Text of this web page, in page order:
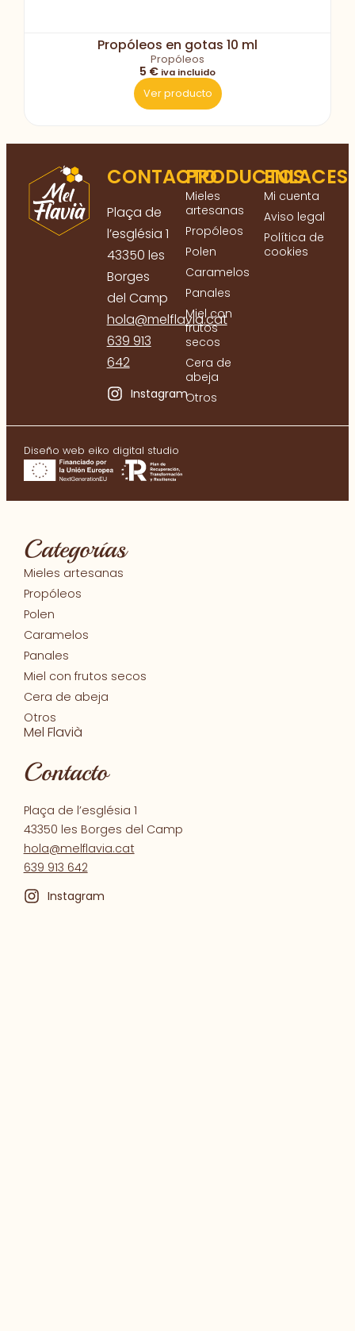
Propóleos en gotas 10 ml
Propóleos
5 € iva incluido
Ver producto
CONTACTO
Plaça de
l’església 1
43350 les
Borges
del Camp
hola@melflavia.cat
639 913
642
Instagram
PRODUCTOS
Mieles
artesanas
Propóleos
Polen
Caramelos
Panales
Miel con
frutos
secos
Cera de
abeja
Otros
ENLACES
Mi cuenta
Aviso legal
Política de
cookies
Diseño web eiko digital studio
Categorías
Mieles artesanas
Propóleos
Polen
Caramelos
Panales
Miel con frutos secos
Cera de abeja
Otros
Mel Flavià
Contacto
Plaça de l’església 1
43350 les Borges del Camp
hola@melflavia.cat
639 913 642
Instagram